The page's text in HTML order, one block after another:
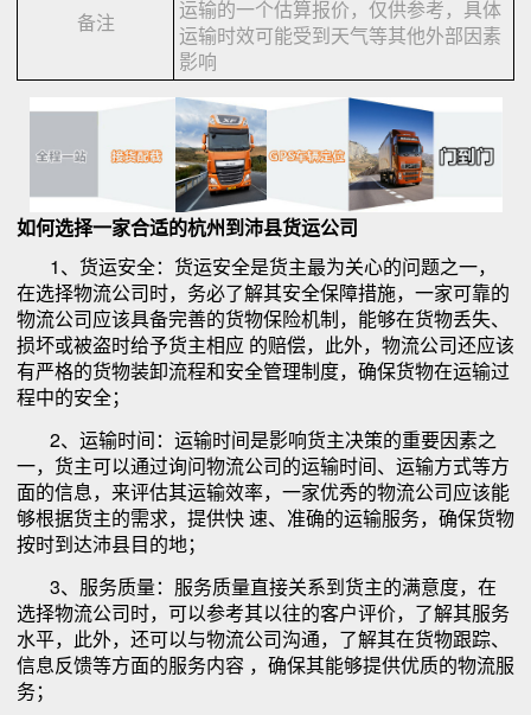
备注
运输的一个估算报价，仅供参考，具体
运输时效可能受到天气等其他外部因素
影响
如何选择一家合适的杭州到沛县货运公司
1、货运安全：货运安全是货主最为关心的问题之一，
在选择物流公司时，务必了解其安全保障措施，一家可靠的
物流公司应该具备完善的货物保险机制，能够在货物丢失、
损坏或被盗时给予货主相应 的赔偿，此外，物流公司还应该
有严格的货物装卸流程和安全管理制度，确保货物在运输过
程中的安全；
2、运输时间：运输时间是影响货主决策的重要因素之
一，货主可以通过询问物流公司的运输时间、运输方式等方
面的信息，来评估其运输效率，一家优秀的物流公司应该能
够根据货主的需求，提供快 速、准确的运输服务，确保货物
按时到达沛县目的地；
3、服务质量：服务质量直接关系到货主的满意度，在
选择物流公司时，可以参考其以往的客户评价，了解其服务
水平，此外，还可以与物流公司沟通，了解其在货物跟踪、
信息反馈等方面的服务内容 ，确保其能够提供优质的物流服
务；